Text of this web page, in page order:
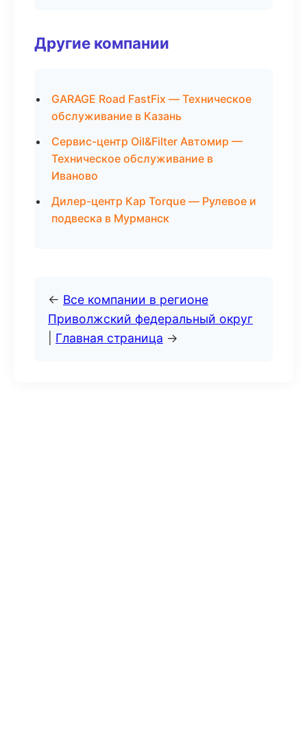
Другие компании
GARAGE Road FastFix — Техническое
обслуживание в Казань
Сервис-центр Oil&Filter Автомир —
Техническое обслуживание в
Иваново
Дилер-центр Кар Torque — Рулевое и
подвеска в Мурманск
← Все компании в регионе
Приволжский федеральный округ
Главная страница →